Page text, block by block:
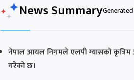
News Summary
नेपाल आयल निगमले एलपी ग्यासको कृत्रिम
गरेको छ।